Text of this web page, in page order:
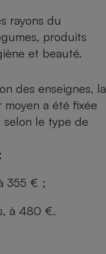
rayons du
produits
et beauté.
des enseignes, la
a été fixée
selon le type de
355 € ;
à 480 €.